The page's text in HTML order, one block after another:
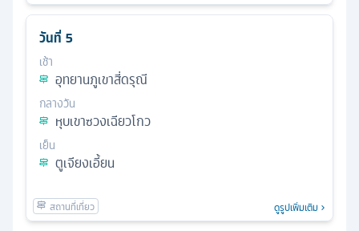
วันที่ 5
เช้า
อุทยานภูเขาสี่ดรุณี
กลางวัน
หุบเขาซวงเฉียวโกว
เย็น
ตูเจียงเอี้ยน
ดูรูปเพิ่มเติม